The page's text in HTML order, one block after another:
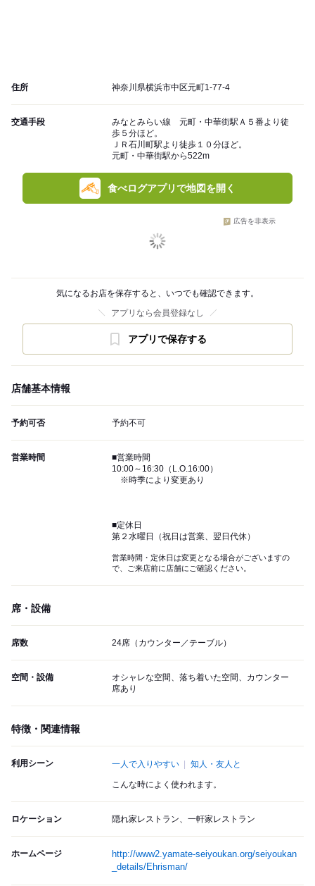
住所 神奈川県横浜市中区元町1-77-4
交通手段
みなとみらい線 元町・中華街駅Ａ５番より徒
歩５分ほど。
ＪＲ石川町駅より徒歩１０分ほど。
元町・中華街駅から522m
食べログアプリで地図を開く
広告を非表示
気になるお店を保存すると、いつでも確認できます。
アプリなら会員登録なし
アプリで保存する
店舗基本情報
予約可否 予約不可
営業時間
■営業時間
10:00～16:30（L.O.16:00）
※時季により変更あり
■定休日
第２水曜日（祝日は営業、翌日代休）
営業時間・定休日は変更となる場合がございますの
で、ご来店前に店舗にご確認ください。
席・設備
席数 24席（カウンター／テーブル）
空間・設備
オシャレな空間、落ち着いた空間、カウンター
席あり
特徴・関連情報
利用シーン 一人で入りやすい 知人・友人と
こんな時によく使われます。
ロケーション 隠れ家レストラン、一軒家レストラン
ホームページ
http://www2.yamate-seiyoukan.org/seiyoukan
_details/Ehrisman/